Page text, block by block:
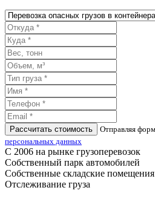
Рассчитать стоимость Отправляя
персональных данных
С 2006 на рынке грузоперевозок
Собственный парк автомобилей
Собственные складские помещения
Отслеживание груза